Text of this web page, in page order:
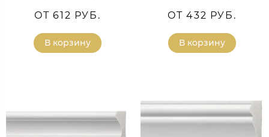
ОТ 612 РУБ.
В корзину
ОТ 432 РУБ.
В корзину